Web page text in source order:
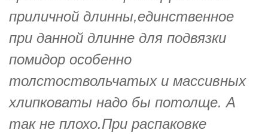
приличной длинны,единственное
при данной длинне для подвязки
помидор особенно
толстоствольчатых и массивных
хлипковаты надо бы потолще. А
так не плохо.При распаковке